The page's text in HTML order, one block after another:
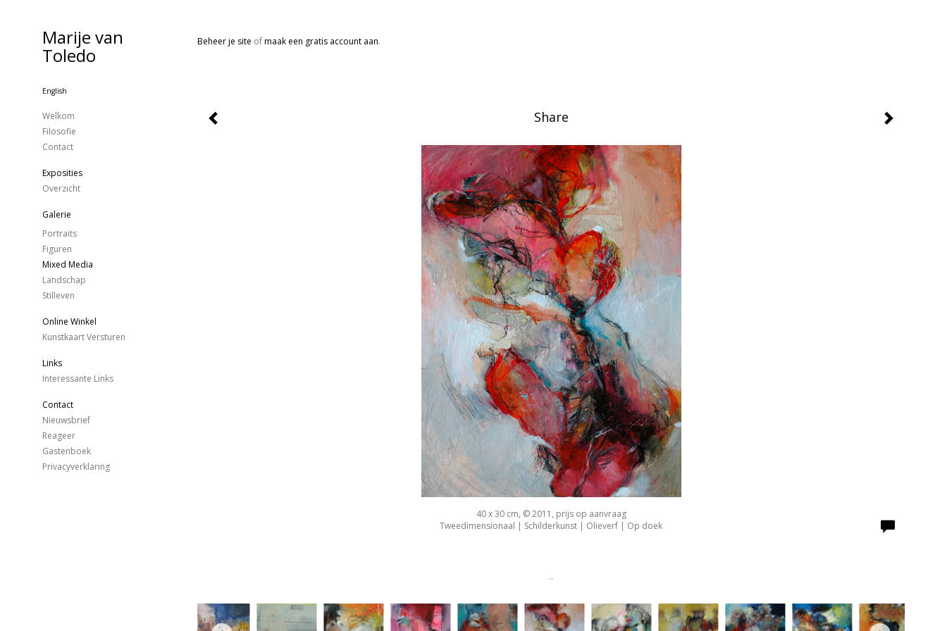
Beheer je site ofmaak een gratis account aan.
Share
40 x 30 cm, © 2011, prijs op aanvraag
Tweedimensionaal | Schilderkunst | Olieverf | Op doek
..
Marije van
Toledo
English
Welkom
Filosofie
Contact
Exposities
Overzicht
Galerie
Portraits
Figuren
Mixed Media
Landschap
Stilleven
Online Winkel
Kunstkaart Versturen
Links
Interessante Links
Contact
Nieuwsbrief
Reageer
Gastenboek
Privacyverklaring